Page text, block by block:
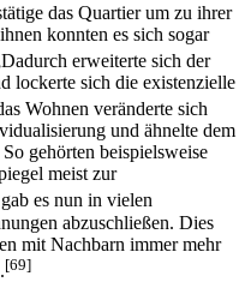
das Quartier um zu ihrer
konnten es sich sogar
erweiterte sich der
lockerte sich die existenzielle
Wohnen veränderte sich
und ähnelte dem
gehörten beispielsweise
meist zur
es nun in vielen
abzuschließen. Dies
mit Nachbarn immer mehr
[69]